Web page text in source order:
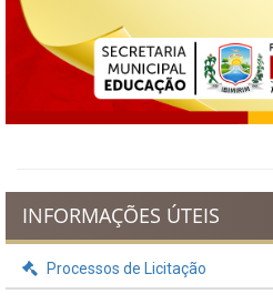
INFORMAÇÕES ÚTEIS
Processos de Licitação